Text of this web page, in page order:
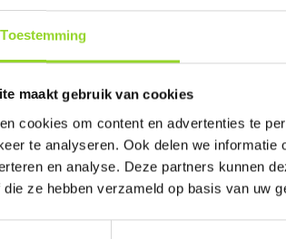
Toestemming
maakt gebruik van cookies
cookies om content en advertenties te
te analyseren. Ook delen we
en analyse. Deze partners kunnen
ze hebben verzameld op basis van uw
HARDERWIJK
Webo Vuurwerkspecialist
Pascalstraat 4